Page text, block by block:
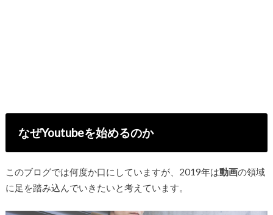
なぜYoutubeを始めるのか
このブログでは何度か口にしていますが、2019年は動画の領域
に足を踏み込んでいきたいと考えています。